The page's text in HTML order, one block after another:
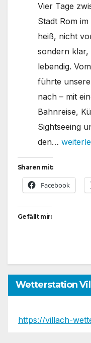
Vier Tage
Stadt Rom
heiß, nicht
sondern klar,
lebendig.
führte
nach – mit
Bahnreise,
Sightseeing
den… 🇮🇹
Sharen mit:
Facebook
Gefällt mir:
Wetterstation
https://villach-